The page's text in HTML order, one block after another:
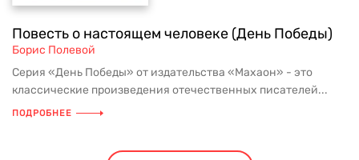
Повесть о настоящем человеке (День Победы)
Борис Полевой
Серия «День Победы» от издательства «Махаон» - это
классические произведения отечественных писателей...
ПОДРОБНЕЕ